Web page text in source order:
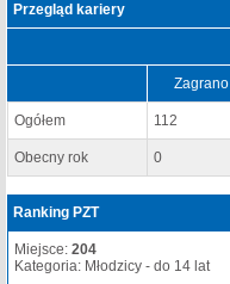
Przegląd kariery
Zagrano
Ogółem 112
Obecny rok 0
Ranking PZT
Miejsce: 204
Kategoria: Młodzicy - do 14 lat